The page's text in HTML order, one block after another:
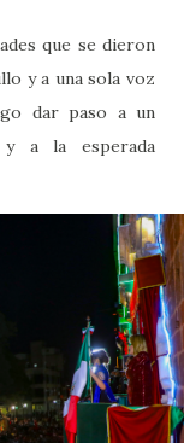
que se dieron
y a una sola voz
dar paso a un
y a la esperada